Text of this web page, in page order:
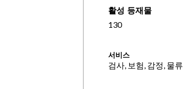
활성 등재물
130
서비스
검사, 보험, 감정, 물류